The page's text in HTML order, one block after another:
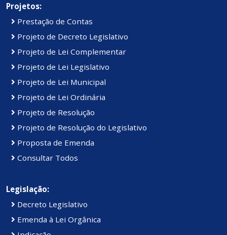
Projetos:
Prestação de Contas
Projeto de Decreto Legislativo
Projeto de Lei Complementar
Projeto de Lei Legislativo
Projeto de Lei Municipal
Projeto de Lei Ordinária
Projeto de Resolução
Projeto de Resolução do Legislativo
Proposta de Emenda
Consultar Todos
Legislação:
Decreto Legislativo
Emenda à Lei Orgânica